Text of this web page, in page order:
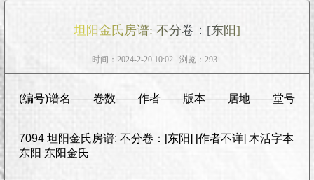
坦阳金氏房谱: 不分卷：[东阳]
时间：2024-2-20 10:02 浏览：293
(编号)谱名——卷数——作者——版本——居地——堂号
7094 坦阳金氏房谱: 不分卷：[东阳] [作者不详] 木活字本
东阳 东阳金氏